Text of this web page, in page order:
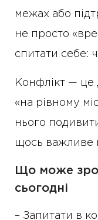
межах або
не просто
спитати себе:
Конфлікт — це
«на рівному
нього
щось важливе
Що може
сьогодні
– Запитати в